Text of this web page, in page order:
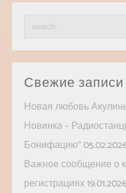
Свежие записи
Новая любовь
Новинка –
Бонифацию”
Важное сообщение о
регистрациях19.01.2026